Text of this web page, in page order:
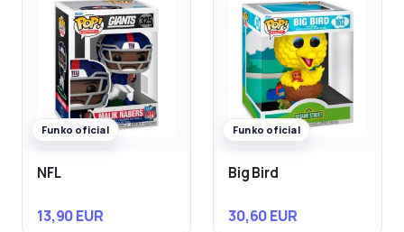
Funko oficial
NFL
13,90 EUR
Funko oficial
Big Bird
30,60 EUR